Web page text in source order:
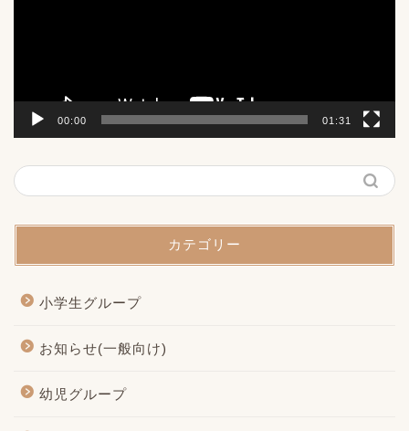
00:00 01:31
カテゴリー
小学生グループ
お知らせ(一般向け)
幼児グループ